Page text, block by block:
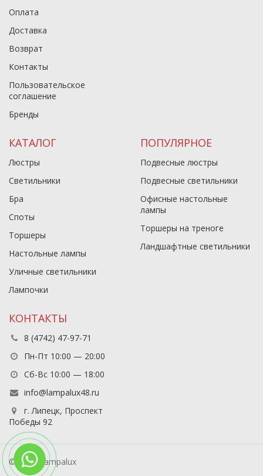
Оплата
Доставка
Возврат
Контакты
Пользовательское
соглашение
Бренды
КАТАЛОГ
Люстры
Светильники
Бра
Споты
Торшеры
Настольные лампы
Уличные светильники
Лампочки
ПОПУЛЯРНОЕ
Подвесные люстры
Подвесные светильники
Офисные настольные
лампы
Торшеры на треноге
Ландшафтные светильники
КОНТАКТЫ
8 (4742) 47-97-71
Пн-Пт 10:00 — 20:00
Сб-Вс 10:00 — 18:00
info@lampalux48.ru
г. Липецк, Проспект
Победы 92
© 2026 Lampalux